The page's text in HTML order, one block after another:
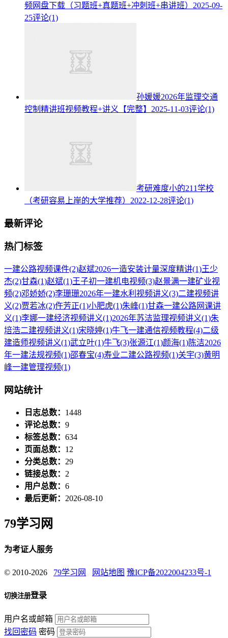
频网盘下载（习题班+真题班+冲刺班+串讲班） 2025-09-
25评论(1)
孙媛媛2026年监理交通
控制精讲班视频教程+讲义【完整】 2025-11-03评论(1)
考研难度小的211学校
（考研容易上岸的大学推荐） 2022-12-28评论(1)
最新评论
热门标签
一建公路视频课件(2)赵斌2026一造安装计量深度精讲(1)王少
杰(2)甘森(1)赵斌(1)王子初一建机电视频(3)赵景满一建矿业视
频(2)邓娇娇(2)李珊珊2026年一建水利视频讲义(3)二建视频讲
义(2)贾若冰(2)仵芳正(1)小肥虎(1)朱峰(1)甘森一建公路网课讲
义(1)李娜一建经济视频讲义(1)2026年苏洁监理视频讲义(1)朱
培浩二建视频讲义(1)宋晓婷(1)牛飞一建通信视频教程(4)二级
建造师视频讲义(1)武立叶(1)牛飞(3)张源江(1)颜海(1)陈洁2026
年一建法规视频(1)邵春宝(4)寿业二建公路视频(1)关宇(3)黄明
峰一建管理视频(1)
网站统计
日志总数： 1448
评论总数： 9
标签总数： 634
页面总数： 12
分类总数： 29
链接总数： 2
用户总数： 6
最后更新： 2026-08-10
79学习网
为考证人服务
© 2010-2026 79学习网 网站地图 豫ICP备2022004233号-1
切换注册登录
用户名或邮箱
找回密码 密码